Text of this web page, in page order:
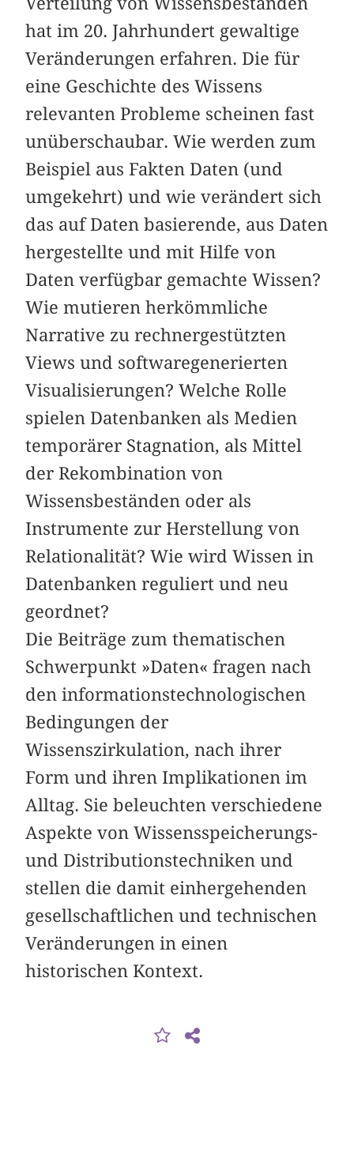
hat im 20. Jahrhundert gewaltige
Veränderungen erfahren. Die für
eine Geschichte des Wissens
relevanten Probleme scheinen fast
unüberschaubar. Wie werden zum
Beispiel aus Fakten Daten (und
umgekehrt) und wie verändert sich
das auf Daten basierende, aus Daten
hergestellte und mit Hilfe von
Daten verfügbar gemachte Wissen?
Wie mutieren herkömmliche
Narrative zu rechnergestützten
Views und softwaregenerierten
Visualisierungen? Welche Rolle
spielen Datenbanken als Medien
temporärer Stagnation, als Mittel
der Rekombination von
Wissensbeständen oder als
Instrumente zur Herstellung von
Relationalität? Wie wird Wissen in
Datenbanken reguliert und neu
geordnet?
Die Beiträge zum thematischen
Schwerpunkt »Daten« fragen nach
den informationstechnologischen
Bedingungen der
Wissenszirkulation, nach ihrer
Form und ihren Implikationen im
Alltag. Sie beleuchten verschiedene
Aspekte von Wissensspeicherungs-
und Distributionstechniken und
stellen die damit einhergehenden
gesellschaftlichen und technischen
Veränderungen in einen
historischen Kontext.